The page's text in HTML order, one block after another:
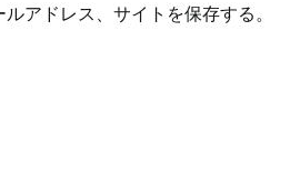
アドレス、サイトを保存する。